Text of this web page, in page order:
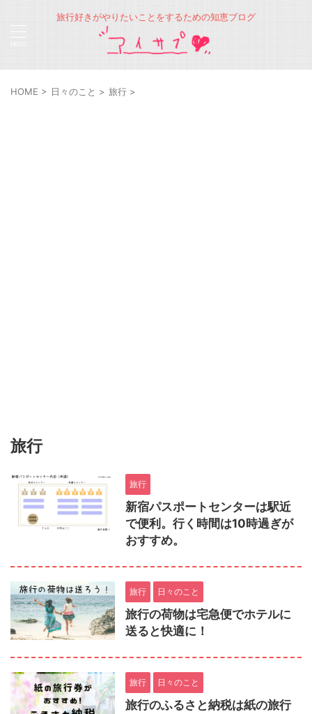
旅行好きがやりたいことをするための知恵ブログ
HOME > 日々のこと > 旅行 >
旅行
旅行
新宿パスポートセンターは駅近
で便利。行く時間は10時過ぎが
おすすめ。
旅行 日々のこと
旅行の荷物は宅急便でホテルに
送ると快適に！
旅行 日々のこと
旅行のふるさと納税は紙の旅行